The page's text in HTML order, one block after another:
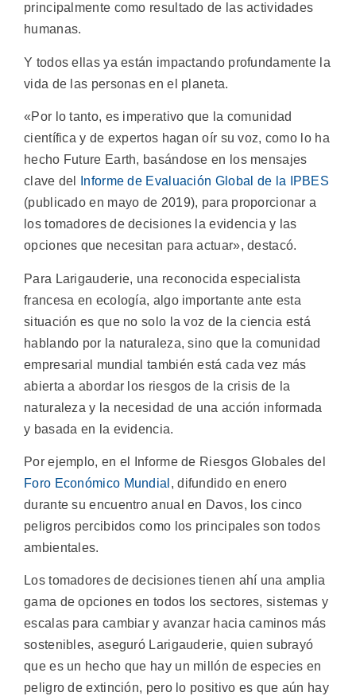
principalmente como resultado de las actividades
humanas.
Y todos ellas ya están impactando profundamente la
vida de las personas en el planeta.
«Por lo tanto, es imperativo que la comunidad
científica y de expertos hagan oír su voz, como lo ha
hecho Future Earth, basándose en los mensajes
clave del
Informe de Evaluación Global de la IPBES
(publicado en mayo de 2019), para proporcionar a
los tomadores de decisiones la evidencia y las
opciones que necesitan para actuar», destacó.
Para Larigauderie, una reconocida especialista
francesa en ecología, algo importante ante esta
situación es que no solo la voz de la ciencia está
hablando por la naturaleza, sino que la comunidad
empresarial mundial también está cada vez más
abierta a abordar los riesgos de la crisis de la
naturaleza y la necesidad de una acción informada
y basada en la evidencia.
Por ejemplo, en el Informe de Riesgos Globales del
Foro Económico Mundial , difundido en enero
durante su encuentro anual en Davos, los cinco
peligros percibidos como los principales son todos
ambientales.
Los tomadores de decisiones tienen ahí una amplia
gama de opciones en todos los sectores, sistemas y
escalas para cambiar y avanzar hacia caminos más
sostenibles, aseguró Larigauderie, quien subrayó
que es un hecho que hay un millón de especies en
peligro de extinción, pero lo positivo es que aún hay